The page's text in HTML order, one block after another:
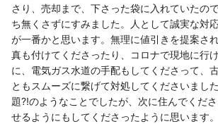
さり、売却まで、下さった袋に入れていたの
ち無くさずにすみました。人として誠実な対
が一番かと思います。無理に値引きを提案さ
真も付けてくださったり、コロナで現地に行
に、電気ガス水道の手配もしてくださって、
ともスムーズに繋げて対処してくださいまし
題⁈のようなことでしたが、次に住んでくだ
せるようにもしてくださったように思います。